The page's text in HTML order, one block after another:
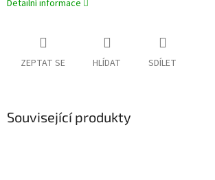
Detailní informace
ZEPTAT SE HLÍDAT SDÍLET
Související produkty